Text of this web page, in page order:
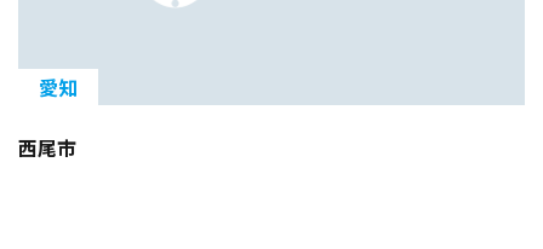
愛知
西尾市